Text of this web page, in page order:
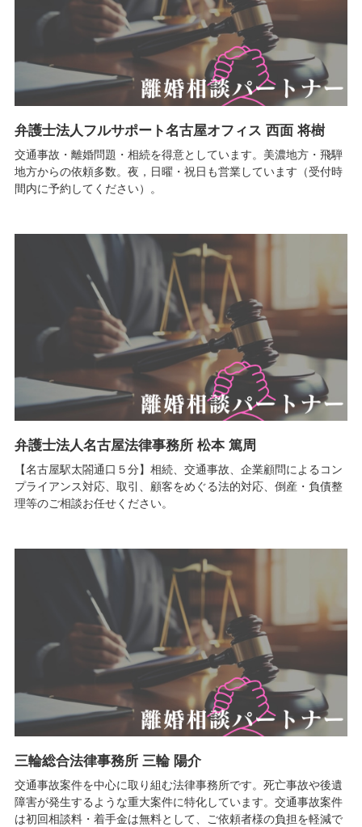
弁護士法人フルサポート名古屋オフィス 西面 将樹
交通事故・離婚問題・相続を得意としています。美濃地方・飛騨
地方からの依頼多数。夜，日曜・祝日も営業しています（受付時
間内に予約してください）。
弁護士法人名古屋法律事務所 松本 篤周
【名古屋駅太閤通口５分】相続、交通事故、企業顧問によるコン
プライアンス対応、取引、顧客をめぐる法的対応、倒産・負債整
理等のご相談お任せください。
三輪総合法律事務所 三輪 陽介
交通事故案件を中心に取り組む法律事務所です。死亡事故や後遺
障害が発生するような重大案件に特化しています。交通事故案件
は初回相談料・着手金は無料として、ご依頼者様の負担を軽減で